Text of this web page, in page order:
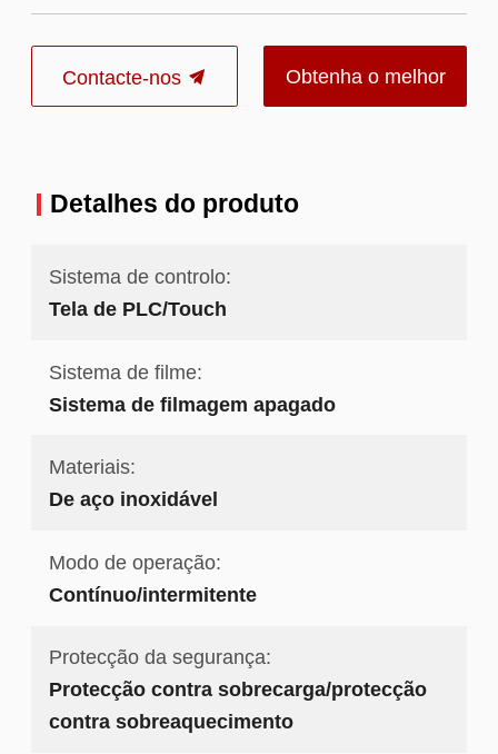
Contacte-nos Obtenha o melhor
Detalhes do produto
Sistema de controlo:
Tela de PLC/Touch
Sistema de filme:
Sistema de filmagem apagado
Materiais:
De aço inoxidável
Modo de operação:
Contínuo/intermitente
Protecção da segurança:
Protecção contra sobrecarga/protecção
contra sobreaquecimento